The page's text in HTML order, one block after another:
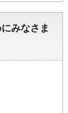
みなさま